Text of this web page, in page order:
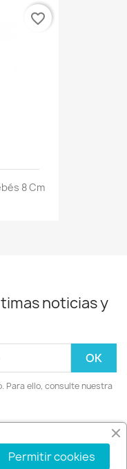
8 Cm
favorite_border
noticias y
Para ello, consulte nuestra
Permitir cookies